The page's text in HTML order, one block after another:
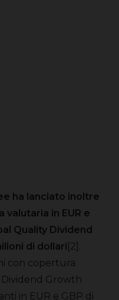
ha lanciato inoltre
valutaria in EUR e
Quality Dividend
di dollari [2].
con copertura
Growth
in EUR e GBP di